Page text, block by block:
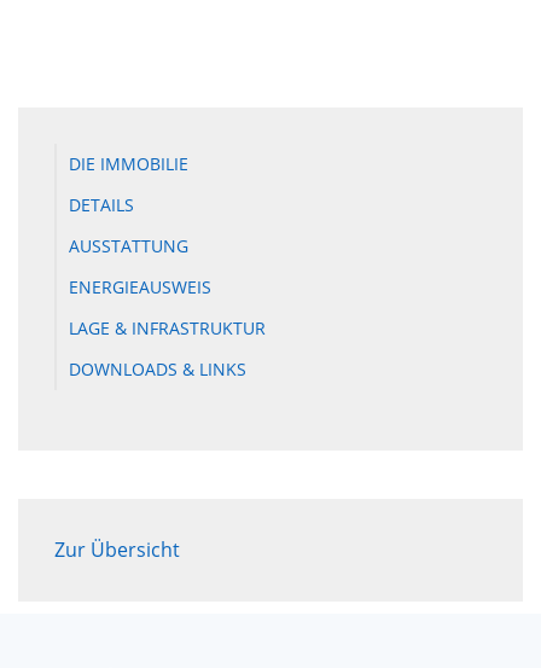
DIE IMMOBILIE
DETAILS
AUSSTATTUNG
ENERGIEAUSWEIS
LAGE & INFRASTRUKTUR
DOWNLOADS & LINKS
Zur Übersicht